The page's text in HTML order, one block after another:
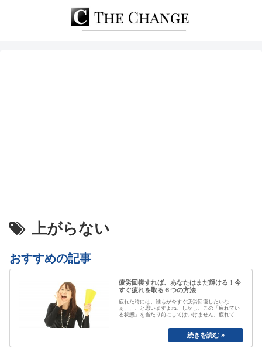
上がらない
おすすめの記事
疲労回復すれば、あなたはまだ輝ける！今
すぐ疲れを取る６つの方法
疲れた時には、誰もが今すぐ疲労回復したいな
ぁ、、、と思いますよね、しかし、この「疲れてい
る状態」を当たり前にしてはいけません。疲れてい
がて気付かなくなってしまいます。「最近疲れてい
ますよね」と誰かに声を掛けられるまで、自分は大
丈夫と思ってしまっていたり、いつのまにか覇気が
感…